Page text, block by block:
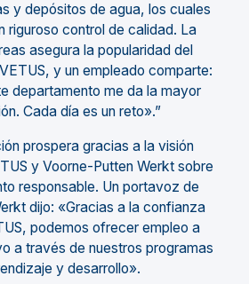
y depósitos de agua, los cuales
riguroso control de calidad. La
asegura la popularidad del
y un empleado comparte:
departamento me da la mayor
Cada día es un reto».”
prospera gracias a la visión
y Voorne-Putten Werkt sobre
responsable. Un portavoz de
dijo: «Gracias a la confianza
podemos ofrecer empleo a
a través de nuestros programas
y desarrollo».